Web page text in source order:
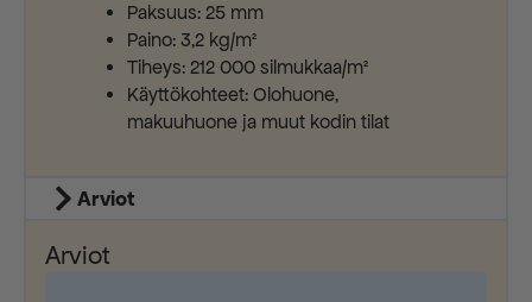
Paksuus: 25 mm
Paino: 3,2 kg/m²
Tiheys: 212 000 silmukkaa/m²
Käyttökohteet: Olohuone,
makuuhuone ja muut kodin tilat
Arviot
Arviot